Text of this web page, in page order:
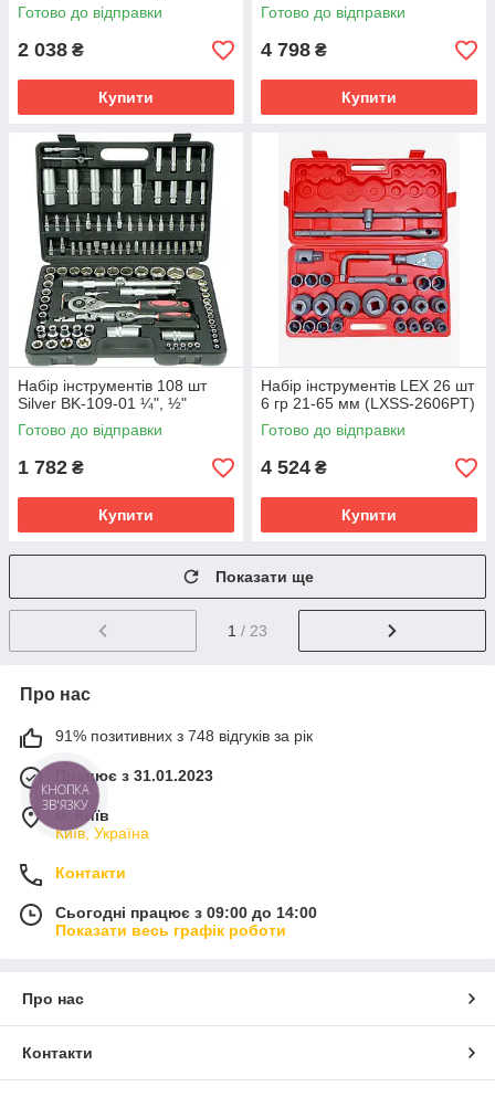
Готово до відправки
2 038 ₴
Купити
Готово до відправки
4 798 ₴
Купити
Набір інструментів 108 шт
Silver BK-109-01 ¼", ½"
Готово до відправки
1 782 ₴
Купити
Набір інструментів LEX 26 шт
6 гр 21-65 мм (LXSS-2606PT)
Готово до відправки
4 524 ₴
Купити
Показати ще
1 / 23
Про нас
91% позитивних з 748 відгуків за рік
Працює з 31.01.2023
м. Київ
Київ, Україна
Контакти
Сьогодні працює з 09:00 до 14:00
Показати весь графік роботи
Про нас
Контакти
КНОПКА
ЗВ'ЯЗКУ